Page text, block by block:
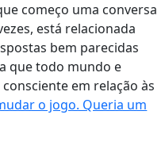
começo uma conversa
está relacionada
bem parecidas
que todo mundo e
em relação às
o jogo. Queria um